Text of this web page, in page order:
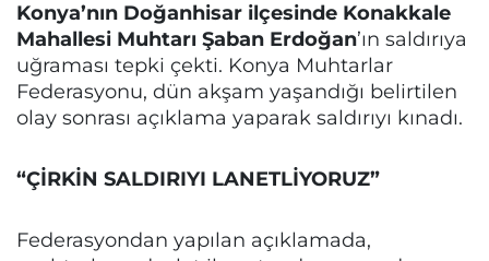
Konya’nın Doğanhisar ilçesinde Konakkale
Mahallesi Muhtarı Şaban Erdoğan’ın saldırıya
uğraması tepki çekti. Konya Muhtarlar
Federasyonu, dün akşam yaşandığı belirtilen
olay sonrası açıklama yaparak saldırıyı kınadı.
“ÇİRKİN SALDIRIYI LANETLİYORUZ”
Federasyondan yapılan açıklamada,